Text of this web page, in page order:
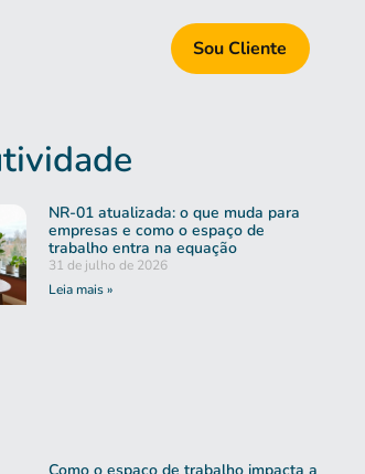
Sou Cliente
NR-01 atualizada: o que muda para
empresas e como o espaço de
trabalho entra na equação
31 de julho de 2026
Leia mais »